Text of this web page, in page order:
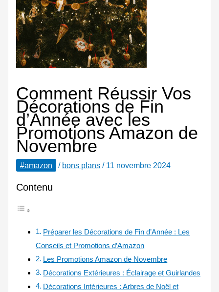
Comment Réussir Vos
Décorations de Fin
d’Année avec les
Promotions Amazon de
Novembre
#amazon / bons plans / 11 novembre 2024
Contenu
Préparer les Décorations de Fin d’Année : Les
Conseils et Promotions d’Amazon
Les Promotions Amazon de Novembre
Décorations Extérieures : Éclairage et Guirlandes
Décorations Intérieures : Arbres de Noël et